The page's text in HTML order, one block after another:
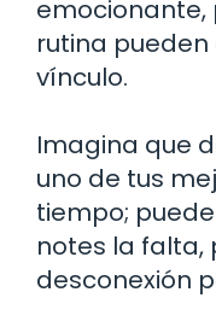
emocionante,
rutina
vínculo.
Imagina que
uno de tus
tiempo;
notes la falta,
desconexión